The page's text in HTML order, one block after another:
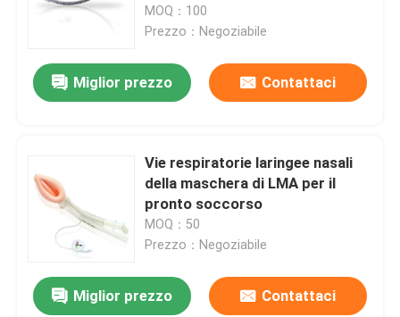
respiratorie hanno certificato
MOQ：100
Prezzo：Negoziabile
Miglior prezzo Contattaci
Vie respiratorie laringee nasali
della maschera di LMA per il
pronto soccorso
MOQ：50
Prezzo：Negoziabile
Miglior prezzo Contattaci